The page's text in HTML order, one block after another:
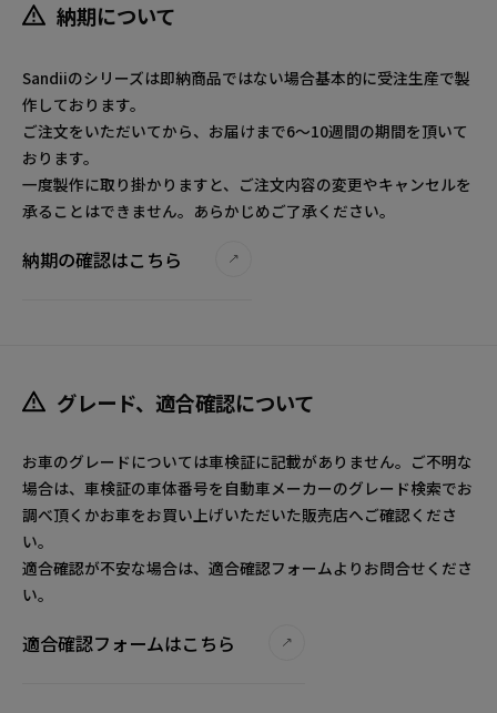
納期について
Sandiiのシリーズは即納商品ではない場合基本的に受注生産で製
作しております。
ご注文をいただいてから、お届けまで6～10週間の期間を頂いて
おります。
一度製作に取り掛かりますと、ご注文内容の変更やキャンセルを
承ることはできません。あらかじめご了承ください。
納期の確認はこちら
グレード、適合確認について
お車のグレードについては車検証に記載がありません。ご不明な
場合は、車検証の車体番号を自動車メーカーのグレード検索でお
調べ頂くかお車をお買い上げいただいた販売店へご確認くださ
い。
適合確認が不安な場合は、適合確認フォームよりお問合せくださ
い。
適合確認フォームはこちら